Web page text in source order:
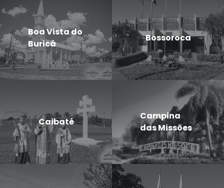
Boa Vista do
Buricá
Bossoroca
Caibaté
Campina
das Missões